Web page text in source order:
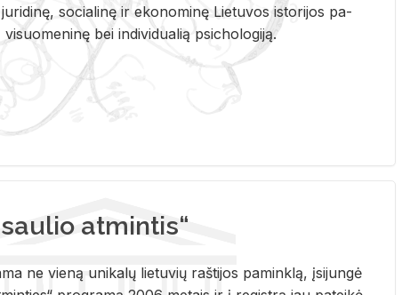
so­cia­li­nę ir eko­no­mi­nę Lie­tu­vos is­to­ri­jos pa­
bei in­di­vi­dua­lią psi­cho­lo­gi­ją.
atmintis“
ne vieną unikalų lietuvių raštijos paminklą, įsijungė